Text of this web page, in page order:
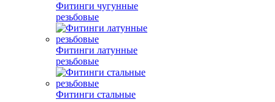
Фитинги чугунные
резьбовые
Фитинги латунные
резьбовые
Фитинги стальные